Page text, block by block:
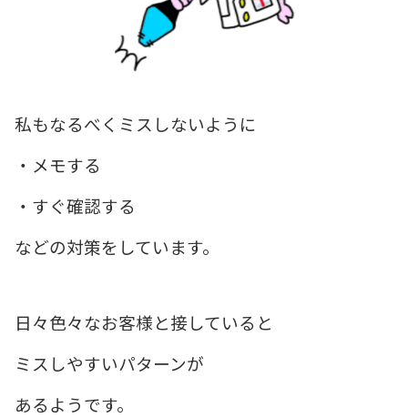
私もなるべくミスしないように
・メモする
・すぐ確認する
などの対策をしています。
日々色々なお客様と接していると
ミスしやすいパターンが
あるようです。